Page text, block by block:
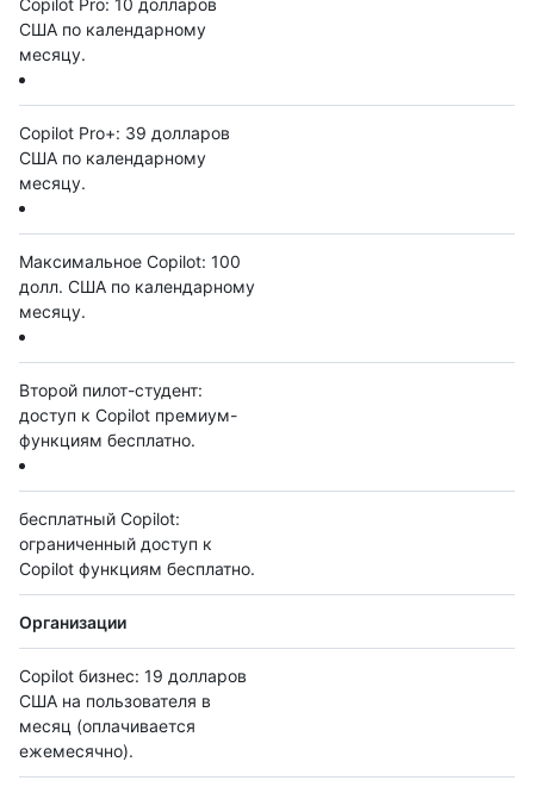
Copilot Pro: 10 долларов
США по календарному
месяцу.
Copilot Pro+: 39 долларов
США по календарному
месяцу.
Максимальное Copilot: 100
долл. США по календарному
месяцу.
Второй пилот-студент:
доступ к Copilot премиум-
функциям бесплатно.
бесплатный Copilot:
ограниченный доступ к
Copilot функциям бесплатно.
Организации
Copilot бизнес: 19 долларов
США на пользователя в
месяц (оплачивается
ежемесячно).